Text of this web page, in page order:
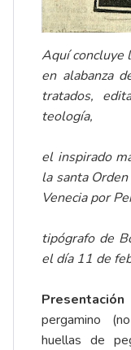
Aquí concluye
en alabanza
tratados,
teología,
el inspirado
la santa
Venecia por
tipógrafo de
el día 11 de
pergamino
huellas de